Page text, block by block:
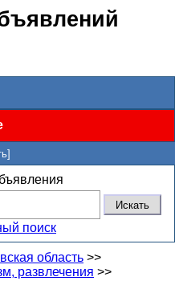
поиск
область >>
развлечения >>